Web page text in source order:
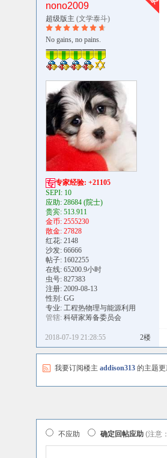
nono2009
超级版主 (文学泰斗)
No gains, no pains.
专家经验: +21105
SEPI: 10
应助: 28684 (院士)
贵宾: 513.911
金币: 2555230
散金: 27828
红花: 2148
沙发: 66666
帖子: 1602255
在线: 65200.9小时
虫号: 827383
注册: 2009-08-13
性别: GG
专业: 工程热物理与能源利用
管辖: 科研家筹备委员会
2楼
2018-07-19 21:28:55
我要订阅楼主 addison313的主题更
不应助 确定回帖应助 (注意